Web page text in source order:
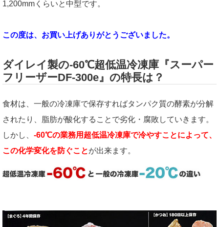
1,200mmくらいと中型です。
この度は、お買い上げありがとうございました。
ダイレイ製の-60℃超低温冷凍庫『スーパー
フリーザーDF-300e』の特長は？
食材は、一般の冷凍庫で保存すればタンパク質の酵素が分解
されたり、脂肪が酸化することで劣化・腐敗していきます。
しかし、 -60℃の業務用超低温冷凍庫で冷やすことによって、
この化学変化を防ぐことが出来ます。